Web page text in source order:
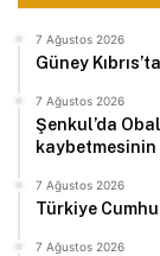
7 Ağustos 2026
Güney
7 Ağustos 2026
Şenkul’da
7 Ağustos 2026
Türkiye
7 Ağustos 2026